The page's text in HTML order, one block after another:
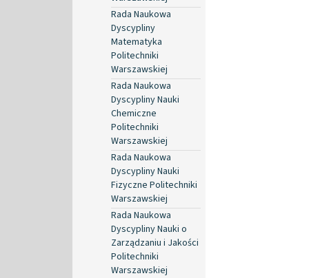
Rada Naukowa
Dyscypliny
Matematyka
Politechniki
Warszawskiej
Rada Naukowa
Dyscypliny Nauki
Chemiczne
Politechniki
Warszawskiej
Rada Naukowa
Dyscypliny Nauki
Fizyczne Politechniki
Warszawskiej
Rada Naukowa
Dyscypliny Nauki o
Zarządzaniu i Jakości
Politechniki
Warszawskiej